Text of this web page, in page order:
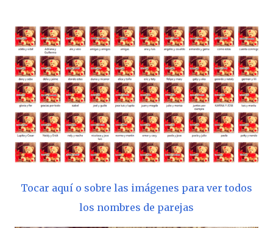
Tocar aquí o sobre las imágenes para ver todos
los nombres de parejas